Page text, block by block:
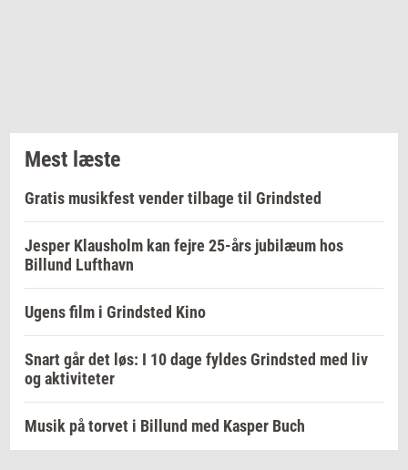
Mest læste
Gratis musikfest vender tilbage til Grindsted
Jesper Klausholm kan fejre 25-års jubilæum hos
Billund Lufthavn
Ugens film i Grindsted Kino
Snart går det løs: I 10 dage fyldes Grindsted med liv
og aktiviteter
Musik på torvet i Billund med Kasper Buch